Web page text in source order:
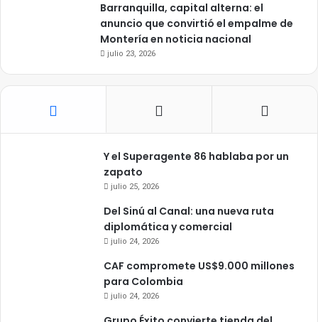
Barranquilla, capital alterna: el
anuncio que convirtió el empalme de
Montería en noticia nacional
julio 23, 2026
Y el Superagente 86 hablaba por un
zapato
julio 25, 2026
Del Sinú al Canal: una nueva ruta
diplomática y comercial
julio 24, 2026
CAF compromete US$9.000 millones
para Colombia
julio 24, 2026